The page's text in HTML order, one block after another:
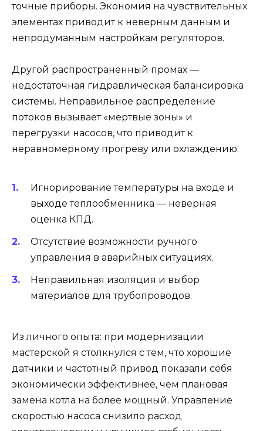
точные приборы. Экономия на чувствительных
элементах приводит к неверным данным и
непродуманным настройкам регуляторов.
Другой распространённый промах —
недостаточная гидравлическая балансировка
системы. Неправильное распределение
потоков вызывает «мертвые зоны» и
перегрузки насосов, что приводит к
неравномерному прогреву или охлаждению.
Игнорирование температуры на входе и
выходе теплообменника — неверная
оценка КПД.
Отсутствие возможности ручного
управления в аварийных ситуациях.
Неправильная изоляция и выбор
материалов для трубопроводов.
Из личного опыта: при модернизации
мастерской я столкнулся с тем, что хорошие
датчики и частотный привод показали себя
экономически эффективнее, чем плановая
замена котла на более мощный. Управление
скоростью насоса снизило расход